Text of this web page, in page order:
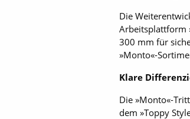
Die
Arbeitsplattform
300 mm für
»Monto«-
Klare
Die »Monto«-
dem »Toppy